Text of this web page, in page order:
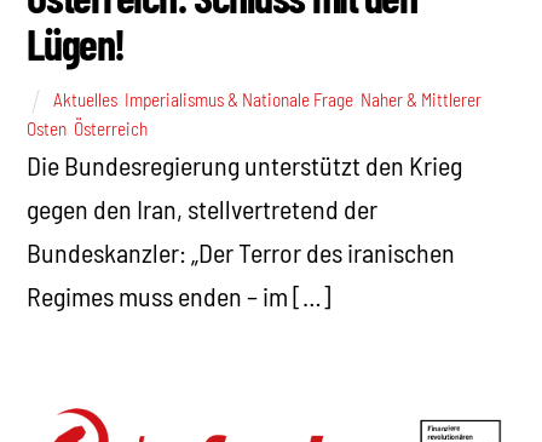
Lügen!
Aktuelles Imperialismus & Nationale Frage Naher & Mittlerer
Osten Österreich
Die Bundesregierung unterstützt den Krieg
gegen den Iran, stellvertretend der
Bundeskanzler: „Der Terror des iranischen
Regimes muss enden – im […]